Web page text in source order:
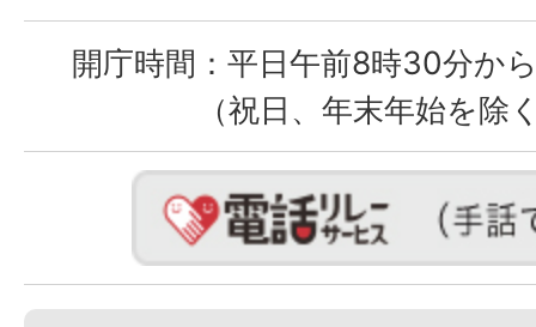
開庁時間： 平日午前8時30分か
（祝日、年末年始を除